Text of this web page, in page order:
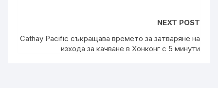
NEXT POST
Cathay Pacific съкращава времето за затваряне на
изхода за качване в Хонконг с 5 минути